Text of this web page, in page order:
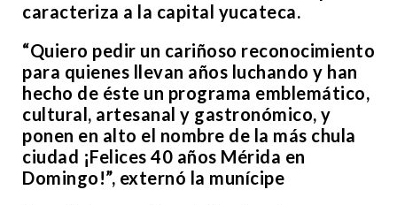
caracteriza a la capital yucateca.
“Quiero pedir un cariñoso reconocimiento
para quienes llevan años luchando y han
hecho de éste un programa emblemático,
cultural, artesanal y gastronómico, y
ponen en alto el nombre de la más chula
ciudad ¡Felices 40 años Mérida en
Domingo!”, externó la munícipe